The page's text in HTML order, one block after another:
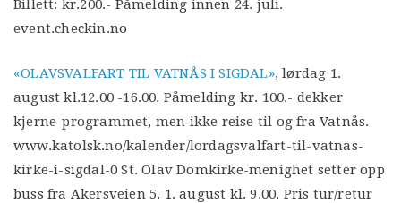
Billett: kr.200.- Påmelding innen 24. juli.
event.checkin.no
«OLAVSVALFART TIL VATNÅS I SIGDAL», lørdag 1.
august kl.12.00 -16.00. Påmelding kr. 100.- dekker
kjerne-programmet, men ikke reise til og fra Vatnås.
www.katolsk.no/kalender/lordagsvalfart-til-vatnas-
kirke-i-sigdal-0 St. Olav Domkirke-menighet setter opp
buss fra Akersveien 5. 1. august kl. 9.00. Pris tur/retur